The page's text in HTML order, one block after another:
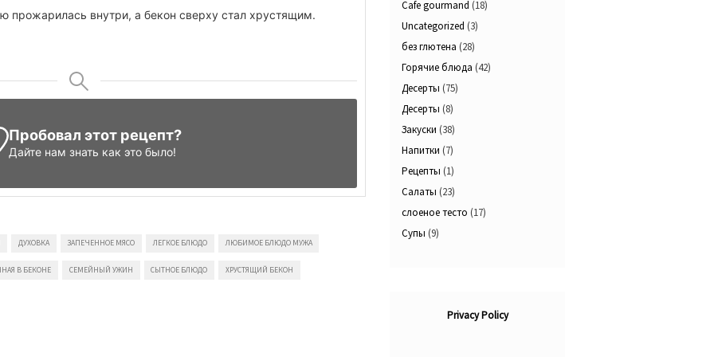
прожарилась внутри, а бекон сверху стал хрустящим.
Пробовал этот рецепт?
Дайте нам знать как это было!
ДУХОВКА ЗАПЕЧЕННОЕ МЯСО ЛЕГКОЕ БЛЮДО ЛЮБИМОЕ БЛЮДО МУЖА
В БЕКОНЕ СЕМЕЙНЫЙ УЖИН СЫТНОЕ БЛЮДО ХРУСТЯЩИЙ БЕКОН
Cafe gourmand (18)
Uncategorized (3)
без глютена (28)
Горячие блюда (42)
Десерты (75)
Десерты (8)
Закуски (38)
Напитки (7)
Рецепты (1)
Салаты (23)
слоеное тесто (17)
Супы (9)
Privacy Policy